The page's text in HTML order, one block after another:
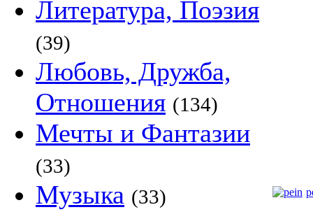
Литература, Поэзия
(39)
Любовь, Дружба,
Отношения (134)
Мечты и Фантазии
(33)
Музыка (33)